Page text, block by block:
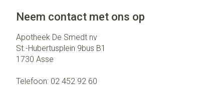
Neem contact met ons op
Apotheek De Smedt nv
St.-Hubertusplein 9bus B1
1730 Asse
Telefoon: 02 452 92 60